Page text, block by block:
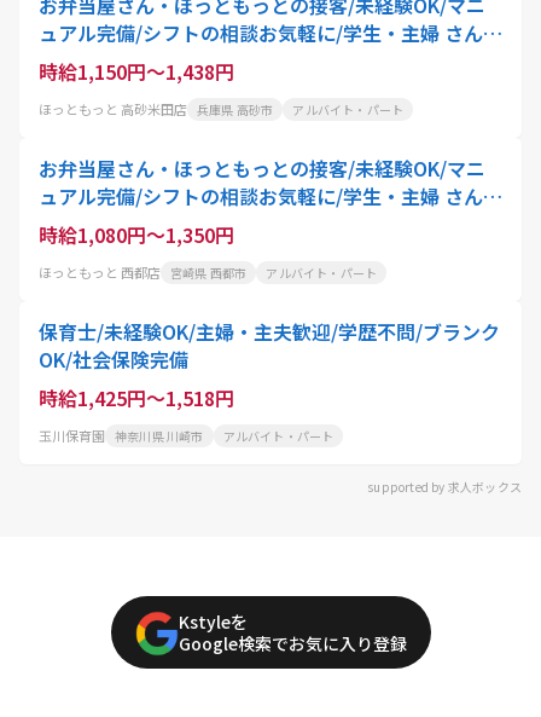
ュアル完備/シフトの相談お気軽に/学生・主婦 さん活
躍中
時給1,150円～1,438円
ほっともっと 高砂米田店 兵庫県 高砂市 アルバイト・パート
お弁当屋さん・ほっともっとの接客/未経験OK/マニ
ュアル完備/シフトの相談お気軽に/学生・主婦 さん活
躍中
時給1,080円～1,350円
ほっともっと 西都店 宮崎県 西都市 アルバイト・パート
保育士/未経験OK/主婦・主夫歓迎/学歴不問/ブランク
OK/社会保険完備
時給1,425円～1,518円
玉川保育園 神奈川県 川崎市 アルバイト・パート
supported by 求人ボックス
Kstyleを
Google検索でお気に入り登録